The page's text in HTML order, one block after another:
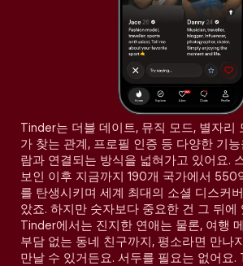
Tinder는 더블 데이트, 뮤직 모드, 별자리
가 찾는 관계, 프로필 인증 등 다양한 기
람과 연결되는 방식을 넓혀가고 있어요.
보인 이후 지금까지 190개 국가에서 550
를 탄생시키며 세계 최대의 소셜 디스커
았죠. 하지만 숫자보다 중요한 건 그 뒤에
Tinder에서는 진지한 연애는 물론, 여행
부담 없는 동네 친구까지, 평소라면 만나
만날 수 있거든요. 서두를 필요는 없어요.